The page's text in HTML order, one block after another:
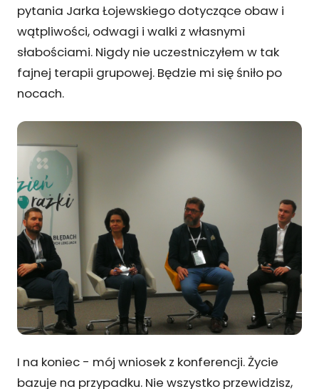
pytania Jarka Łojewskiego dotyczące obaw i
wątpliwości, odwagi i walki z własnymi
słabościami. Nigdy nie uczestniczyłem w tak
fajnej terapii grupowej. Będzie mi się śniło po
nocach.
I na koniec - mój wniosek z konferencji. Życie
bazuje na przypadku. Nie wszystko przewidzisz,